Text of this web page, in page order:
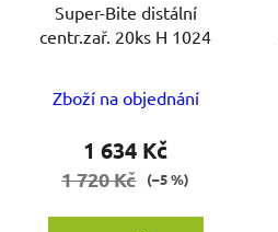
Super-Bite distální
centr.zař. 20ks H 1024
Zboží na objednání
1 634 Kč
1 720 Kč (–5 %)